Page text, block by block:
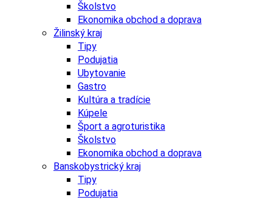
Školstvo
Ekonomika obchod a doprava
Žilinský kraj
Tipy
Podujatia
Ubytovanie
Gastro
Kultúra a tradície
Kúpele
Šport a agroturistika
Školstvo
Ekonomika obchod a doprava
Banskobystrický kraj
Tipy
Podujatia